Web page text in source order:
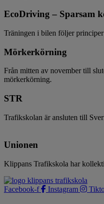
EcoDriving – Sparsam
Träningen i bilen följer
Mörkerkörning
Från mitten av november till
mörkerkörning.
STR
Trafikskolan är ansluten till
Unionen
Klippans Trafikskola har
Facebook-f Instagram